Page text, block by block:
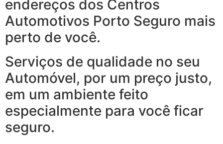
endereços dos Centros
Automotivos Porto Seguro mais
perto de você.
Serviços de qualidade no seu
Automóvel, por um preço justo,
em um ambiente feito
especialmente para você ficar
seguro.